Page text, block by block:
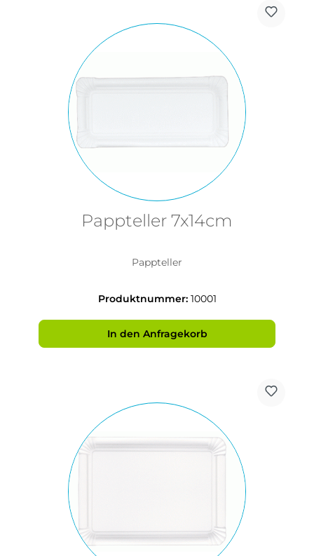
Pappteller 7x14cm
Pappteller
Produktnummer: 10001
In den Anfragekorb